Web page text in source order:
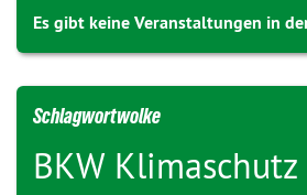
Es gibt keine Veranstaltungen in
Schlagwortwolke
BKW Klimaschutz